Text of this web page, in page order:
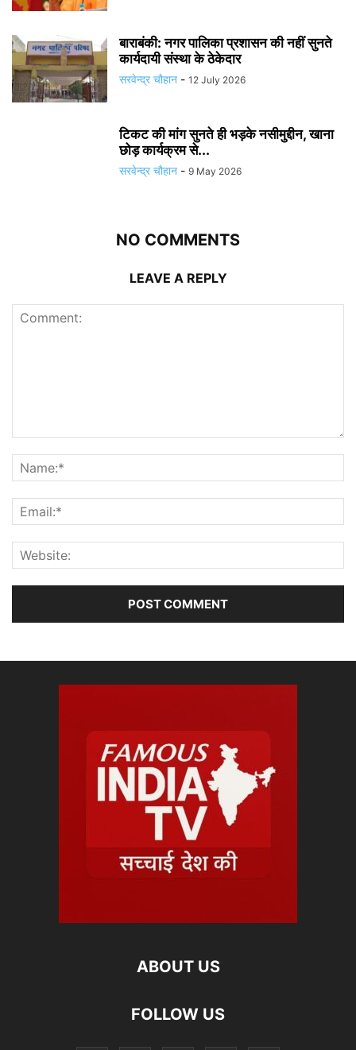
बाराबंकी: नगर पालिका प्रशासन की नहीं सुनते
कार्यदायी संस्था के ठेकेदार
सरवेन्द्र चौहान - 12 July 2026
टिकट की मांग सुनते ही भड़के नसीमुद्दीन, खाना
छोड़ कार्यक्रम से...
सरवेन्द्र चौहान - 9 May 2026
NO COMMENTS
LEAVE A REPLY
ABOUT US
FOLLOW US